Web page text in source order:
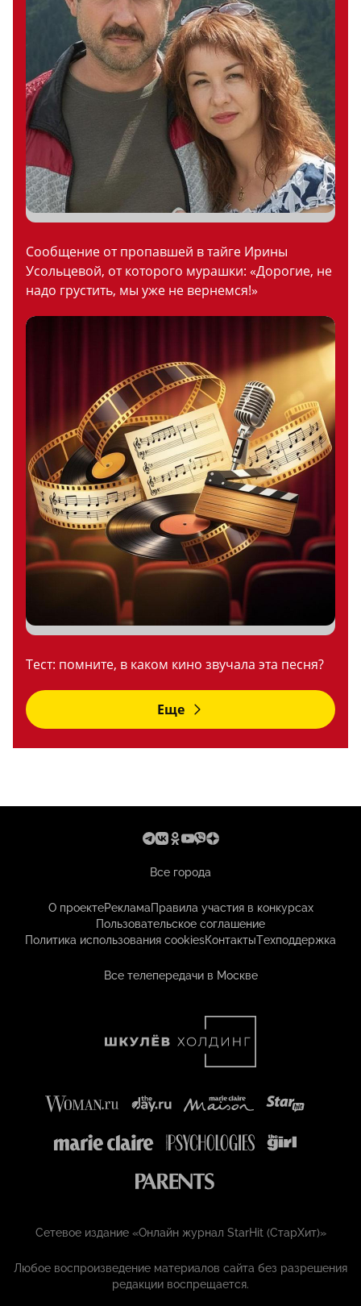
Сообщение от пропавшей в тайге Ирины
Усольцевой, от которого мурашки: «Дорогие, не
надо грустить, мы уже не вернемся!»
Тест: помните, в каком кино звучала эта песня?
Еще
Все города
О проектеРекламаПравила участия в конкурсах
Пользовательское соглашение
Политика использования cookiesКонтактыТехподдержка
Все телепередачи в Москве
Сетевое издание «Онлайн журнал StarHit (СтарХит)»
Любое воспроизведение материалов сайта без разрешения
редакции воспрещается.